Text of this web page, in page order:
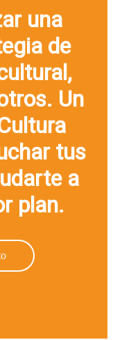
una
de
Un
tus
a
plan.